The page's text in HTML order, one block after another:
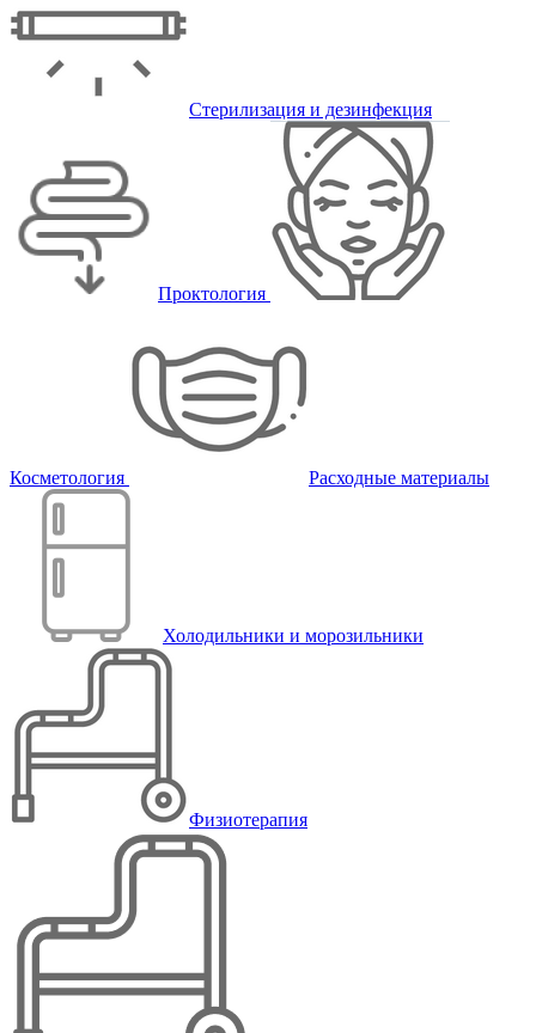
Стерилизация и дезинфекция
Проктология
Косметология Расходные материалы
Холодильники и морозильники
Физиотерапия